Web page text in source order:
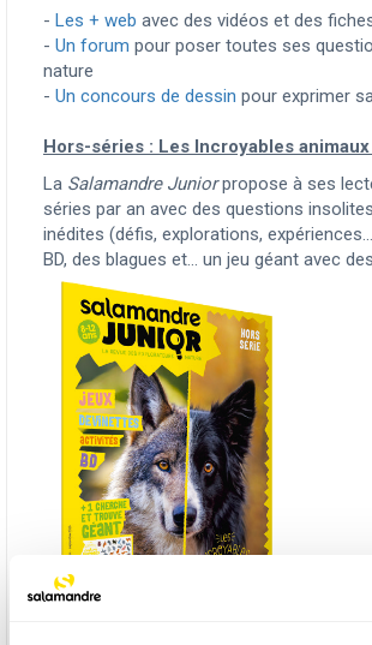
- Les + web avec des vidéos et des
- Un forum pour poser toutes ses
nature
- Un concours de dessin pour exprimer
Hors-séries : Les Incroyables
La Salamandre Juniorpropose à ses
séries par an avec des questions
inédites (défis, explorations,
BD, des blagues et... un jeu géant avec